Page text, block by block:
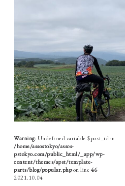
Warning: Undefined variable $post_id in
/home/assostokyo/assos-
pstokyo.com/public_html/_app/wp-
content/themes/apst/template-
parts/blog/popular.phpon line 46
2021.10.04